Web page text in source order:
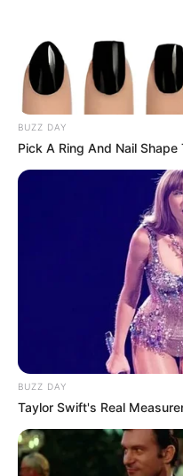
BUZZ DAY
Pick A Ring And Nail
BUZZ DAY
Taylor Swift's Real